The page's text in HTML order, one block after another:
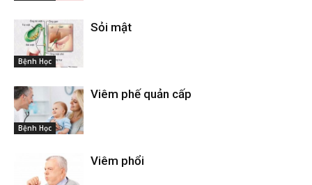
Bệnh Học
Sỏi mật
Bệnh Học
Viêm phế quản cấp
Viêm phổi